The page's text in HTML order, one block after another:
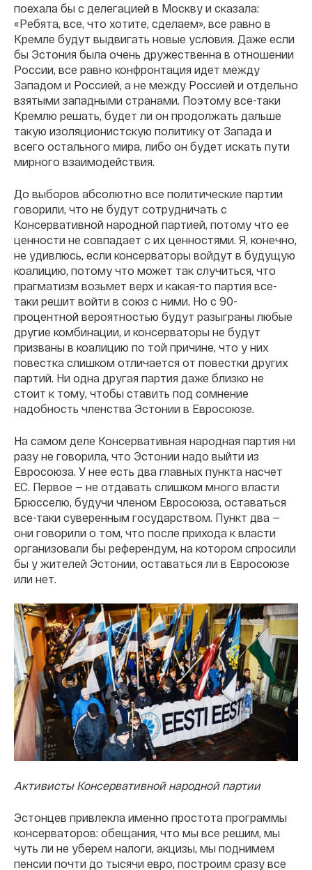
поехала бы с делегацией в Москву и сказала:
«Ребята, все, что хотите, сделаем», все равно в
Кремле будут выдвигать новые условия. Даже если
бы Эстония была очень дружественна в отношении
России, все равно конфронтация идет между
Западом и Россией, а не между Россией и отдельно
взятыми западными странами. Поэтому все-таки
Кремлю решать, будет ли он продолжать дальше
такую изоляционистскую политику от Запада и
всего остального мира, либо он будет искать пути
мирного взаимодействия.
До выборов абсолютно все политические партии
говорили, что не будут сотрудничать с
Консервативной народной партией, потому что ее
ценности не совпадает с их ценностями. Я, конечно,
не удивлюсь, если консерваторы войдут в будущую
коалицию, потому что может так случиться, что
прагматизм возьмет верх и какая-то партия все-
таки решит войти в союз с ними. Но с 90-
процентной вероятностью будут разыграны любые
другие комбинации, и консерваторы не будут
призваны в коалицию по той причине, что у них
повестка слишком отличается от повестки других
партий. Ни одна другая партия даже близко не
стоит к тому, чтобы ставить под сомнение
надобность членства Эстонии в Евросоюзе.
На самом деле Консервативная народная партия ни
разу не говорила, что Эстонии надо выйти из
Евросоюза. У нее есть два главных пункта насчет
ЕС. Первое — не отдавать слишком много власти
Брюсселю, будучи членом Евросоюза, оставаться
все-таки суверенным государством. Пункт два —
они говорили о том, что после прихода к власти
организовали бы референдум, на котором спросили
бы у жителей Эстонии, оставаться ли в Евросоюзе
или нет.
Активисты Консервативной народной партии
Эстонцев привлекла именно простота программы
консерваторов: обещания, что мы все решим, мы
чуть ли не уберем налоги, акцизы, мы поднимем
пенсии почти до тысячи евро, построим сразу все